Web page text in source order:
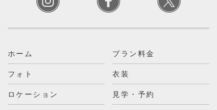
ホーム プラン料金
フォト 衣装
ロケーション 見学・予約